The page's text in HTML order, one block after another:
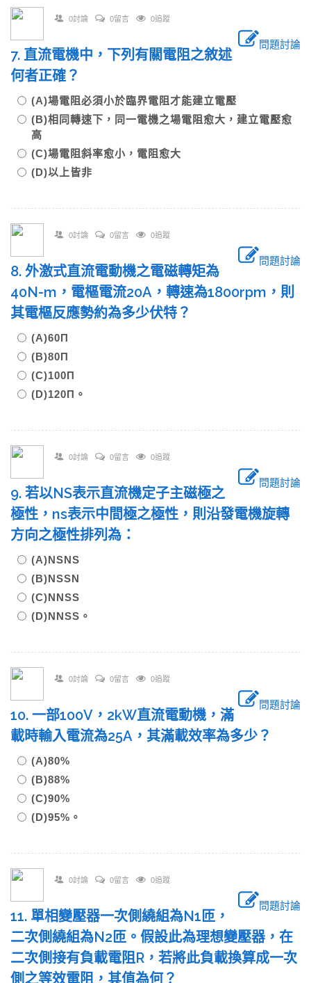
0討論 0留言 0追蹤
問題討論
7. 直流電機中，下列有關電阻之敘述
何者正確？
(A)場電阻必須小於臨界電阻才能建立電壓
(B)相同轉速下，同一電機之場電阻愈大，建立電壓愈
高
(C)場電阻斜率愈小，電阻愈大
(D)以上皆非
0討論 0留言 0追蹤
問題討論
8. 外激式直流電動機之電磁轉矩為
40N-m，電樞電流20A，轉速為1800rpm，則
其電樞反應勢約為多少伏特？
(A)60Π
(B)80Π
(C)100Π
(D)120Π。
0討論 0留言 0追蹤
問題討論
9. 若以NS表示直流機定子主磁極之
極性，ns表示中間極之極性，則沿發電機旋轉
方向之極性排列為：
(A)NSNS
(B)NSSN
(C)NNSS
(D)NNSS。
0討論 0留言 0追蹤
問題討論
10. 一部100V，2kW直流電動機，滿
載時輸入電流為25A，其滿載效率為多少？
(A)80%
(B)88%
(C)90%
(D)95%。
0討論 0留言 0追蹤
問題討論
11. 單相變壓器一次側繞組為N1匝，
二次側繞組為N2匝。假設此為理想變壓器，在
二次側接有負載電阻R，若將此負載換算成一次
側之等效電阻，其值為何？